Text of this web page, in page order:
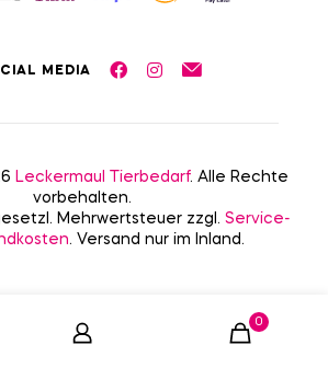
MEDIA
Leckermaul Tierbedarf. Alle Rechte
vorbehalten.
Mehrwertsteuer zzgl. Service-
. Versand nur im Inland.
0